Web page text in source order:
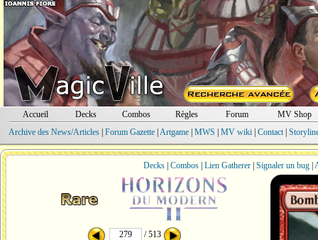
Accueil Decks Combos Règles Forum
MV Shop
Archive des News/Articles| Forum Gazette| Artgame| MWS MV wiki| Contact|
Decks Combos Lien Gatherer Signaler un bug
/ 513